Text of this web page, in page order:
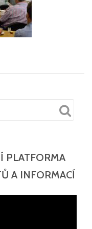
PLATFORMA
A INFORMACÍ